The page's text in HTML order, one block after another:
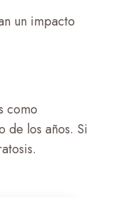
un impacto
como
de los años. Si